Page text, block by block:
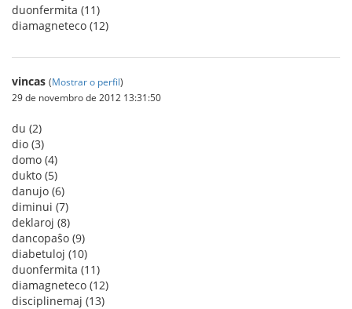
duonfermita (11)
diamagneteco (12)
vincas (Mostrar o perfil)
29 de novembro de 2012 13:31:50
du (2)
dio (3)
domo (4)
dukto (5)
danujo (6)
diminui (7)
deklaroj (8)
dancopaŝo (9)
diabetuloj (10)
duonfermita (11)
diamagneteco (12)
disciplinemaj (13)